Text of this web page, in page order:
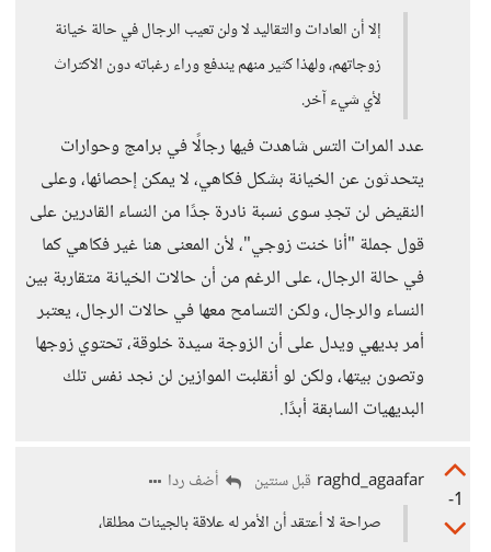
إلا أن العادات والتقاليد لا ولن تعيب الرجال في حالة خيانة
زوجاتهم، ولهذا كثير منهم يندفع وراء رغباته دون الاكتراث
لأي شيء آخر.
عدد المرات التس شاهدت فيها رجالًا في برامج وحوارات
يتحدثون عن الخيانة بشكل فكاهي، لا يمكن إحصائها، وعلى
النقيض لن تجدِ سوى نسبة نادرة جدًا من النساء القادرين على
قول جملة "أنا خنت زوجي"، لأن المعنى هنا غير فكاهي كما
في حالة الرجال، على الرغم من أن حالات الخيانة متقاربة بين
النساء والرجال، ولكن التسامح معها في حالات الرجال، يعتبر
أمر بديهي ويدل على أن الزوجة سيدة خلوقة، تحتوي زوجها
وتصون بيتها، ولكن لو أنقلبت الموازين لن نجد نفس تلك
البديهيات السابقة أبدًا.
-1
raghd_agaafar قبل سنتين
أضف ردا
صراحة لا أعتقد أن الأمر له علاقة بالجينات مطلقا،